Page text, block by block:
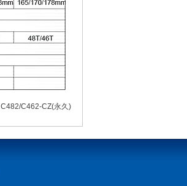
C482/C462-CZ(永久)